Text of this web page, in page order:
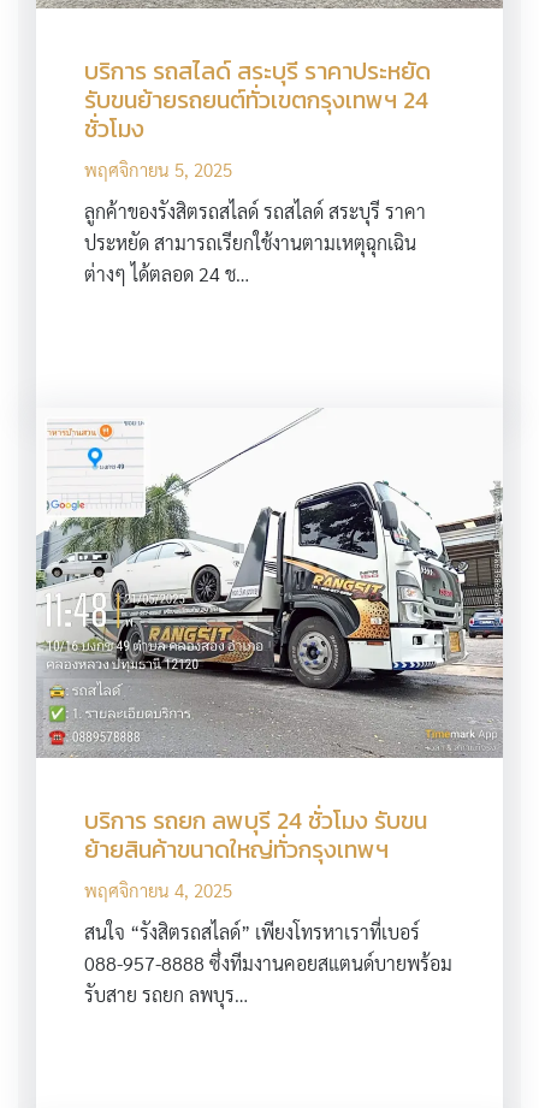
บริการ รถสไลด์ สระบุรี ราคาประหยัด
รับขนย้ายรถยนต์ทั่วเขตกรุงเทพฯ 24
ชั่วโมง
พฤศจิกายน 5, 2025
ลูกค้าของรังสิตรถสไลด์ รถสไลด์ สระบุรี ราคา
ประหยัด สามารถเรียกใช้งานตามเหตุฉุกเฉิน
ต่างๆ ได้ตลอด 24 ช…
บริการ รถยก ลพบุรี 24 ชั่วโมง รับขน
ย้ายสินค้าขนาดใหญ่ทั่วกรุงเทพฯ
พฤศจิกายน 4, 2025
สนใจ “รังสิตรถสไลด์” เพียงโทรหาเราที่เบอร์
088-957-8888 ซึ่งทีมงานคอยสแตนด์บายพร้อม
รับสาย รถยก ลพบุร…